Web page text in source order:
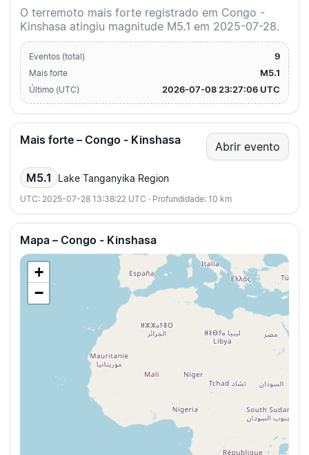
O terremoto mais forte registrado em Congo -
Kinshasa atingiu magnitude M5.1 em 2025-07-28.
Eventos (total) 9
Mais forte M5.1
Último (UTC) 2026-07-08 23:27:06 UTC
Mais forte – Congo - Kinshasa Abrir evento
M5.1 Lake Tanganyika Region
UTC: 2025-07-28 13:38:22 UTC · Profundidade: 10 km
Mapa – Congo - Kinshasa
+
−